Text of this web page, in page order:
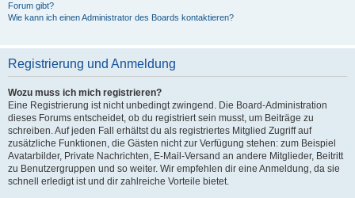
Forum gibt?
Wie kann ich einen Administrator des Boards kontaktieren?
Registrierung und Anmeldung
Wozu muss ich mich registrieren?
Eine Registrierung ist nicht unbedingt zwingend. Die Board-Administration
dieses Forums entscheidet, ob du registriert sein musst, um Beiträge zu
schreiben. Auf jeden Fall erhältst du als registriertes Mitglied Zugriff auf
zusätzliche Funktionen, die Gästen nicht zur Verfügung stehen: zum Beispiel
Avatarbilder, Private Nachrichten, E-Mail-Versand an andere Mitglieder, Beitritt
zu Benutzergruppen und so weiter. Wir empfehlen dir eine Anmeldung, da sie
schnell erledigt ist und dir zahlreiche Vorteile bietet.